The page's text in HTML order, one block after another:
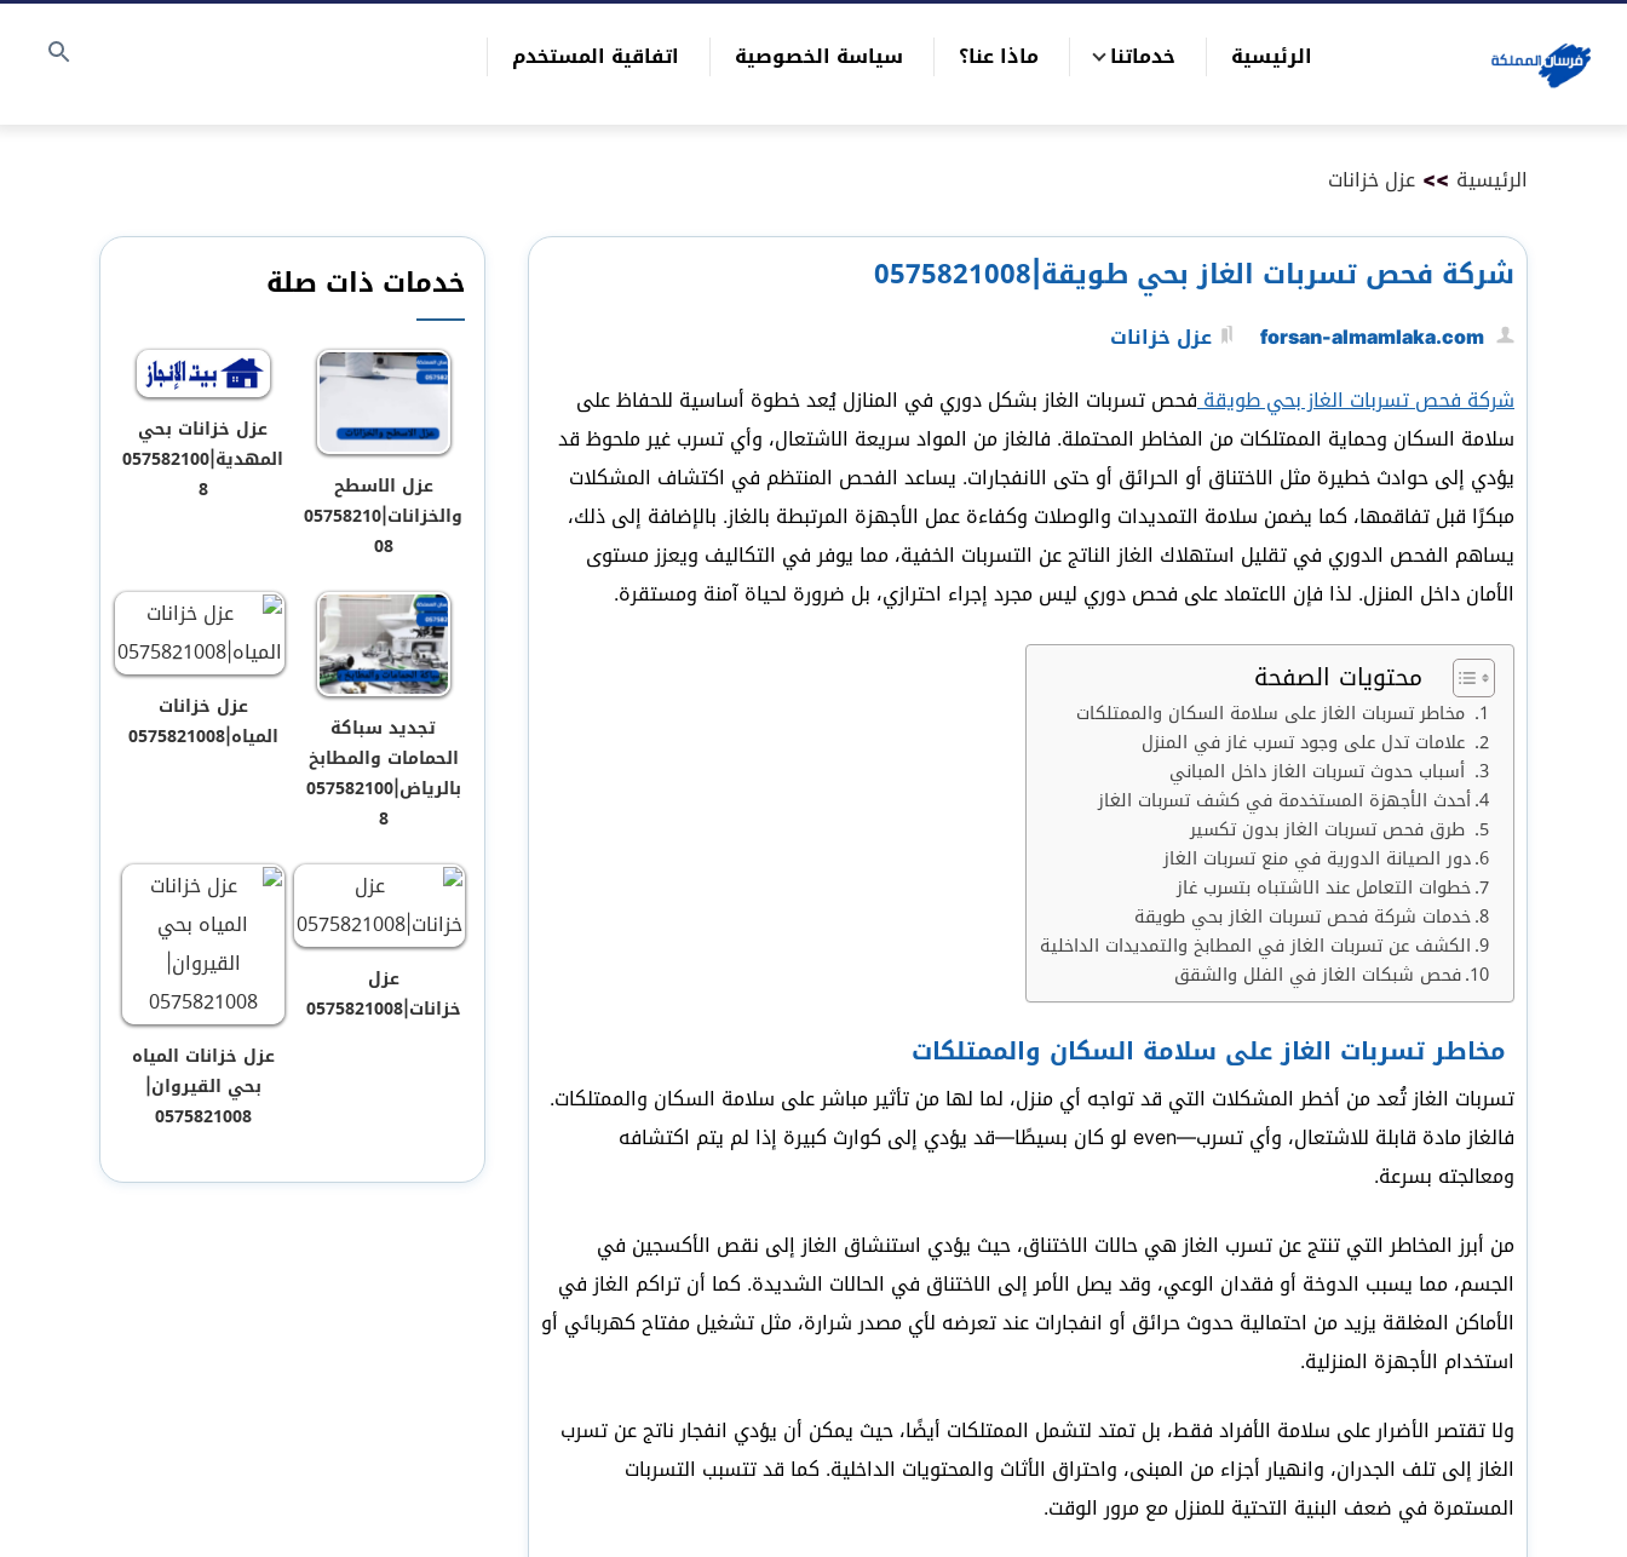
المحتوى
الرئيسية خدماتنا ماذا عنا؟ سياسة الخصوصية اتفاقية المستخدم
الرئيسية >> عزل خزانات
شركة فحص تسربات الغاز بحي طويقة|0575821008
forsan-almamlaka.com
عزل خزانات
شركة فحص تسربات الغاز بحي طويقةفحص تسربات الغاز بشكل دوري في المنازل يُعد خطوة أساسية للحفاظ على
سلامة السكان وحماية الممتلكات من المخاطر المحتملة. فالغاز من المواد سريعة الاشتعال، وأي تسرب غير ملحوظ قد
يؤدي إلى حوادث خطيرة مثل الاختناق أو الحرائق أو حتى الانفجارات. يساعد الفحص المنتظم في اكتشاف المشكلات
مبكرًا قبل تفاقمها، كما يضمن سلامة التمديدات والوصلات وكفاءة عمل الأجهزة المرتبطة بالغاز. بالإضافة إلى ذلك،
يساهم الفحص الدوري في تقليل استهلاك الغاز الناتج عن التسربات الخفية، مما يوفر في التكاليف ويعزز مستوى
الأمان داخل المنزل. لذا فإن الاعتماد على فحص دوري ليس مجرد إجراء احترازي، بل ضرورة لحياة آمنة ومستقرة.
محتويات الصفحة
مخاطر تسربات الغاز على سلامة السكان والممتلكات
علامات تدل على وجود تسرب غاز في المنزل
أسباب حدوث تسربات الغاز داخل المباني
أحدث الأجهزة المستخدمة في كشف تسربات الغاز
طرق فحص تسربات الغاز بدون تكسير
دور الصيانة الدورية في منع تسربات الغاز
خطوات التعامل عند الاشتباه بتسرب غاز
خدمات شركة فحص تسربات الغاز بحي طويقة
الكشف عن تسربات الغاز في المطابخ والتمديدات الداخلية
فحص شبكات الغاز في الفلل والشقق
مخاطر تسربات الغاز على سلامة السكان والممتلكات
تسربات الغاز تُعد من أخطر المشكلات التي قد تواجه أي منزل، لما لها من تأثير مباشر على سلامة السكان والممتلكات.
فالغاز مادة قابلة للاشتعال، وأي تسرب—even لو كان بسيطًا—قد يؤدي إلى كوارث كبيرة إذا لم يتم اكتشافه
ومعالجته بسرعة.
من أبرز المخاطر التي تنتج عن تسرب الغاز هي حالات الاختناق، حيث يؤدي استنشاق الغاز إلى نقص الأكسجين في
الجسم، مما يسبب الدوخة أو فقدان الوعي، وقد يصل الأمر إلى الاختناق في الحالات الشديدة. كما أن تراكم الغاز في
الأماكن المغلقة يزيد من احتمالية حدوث حرائق أو انفجارات عند تعرضه لأي مصدر شرارة، مثل تشغيل مفتاح كهربائي أو
استخدام الأجهزة المنزلية.
ولا تقتصر الأضرار على سلامة الأفراد فقط، بل تمتد لتشمل الممتلكات أيضًا، حيث يمكن أن يؤدي انفجار ناتج عن تسرب
الغاز إلى تلف الجدران، وانهيار أجزاء من المبنى، واحتراق الأثاث والمحتويات الداخلية. كما قد تتسبب التسربات
المستمرة في ضعف البنية التحتية للمنزل مع مرور الوقت.
خدمات ذات صلة
عزل الاسطح
والخزانات|05758210
08
عزل خزانات بحي
المهدية|057582100
8
تجديد سباكة
الحمامات والمطابخ
بالرياض|057582100
8
عزل خزانات
المياه|0575821008
عزل
خزانات|0575821008
عزل خزانات المياه
بحي القيروان|
0575821008